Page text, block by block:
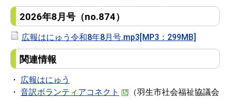
2026年8月号（no.874）
広報はにゅう令和8年8月号.mp3[MP3：299MB]
関連情報
・ 広報はにゅう
・ 音訳ボランティアコネクト
（羽生市社会福祉協議会